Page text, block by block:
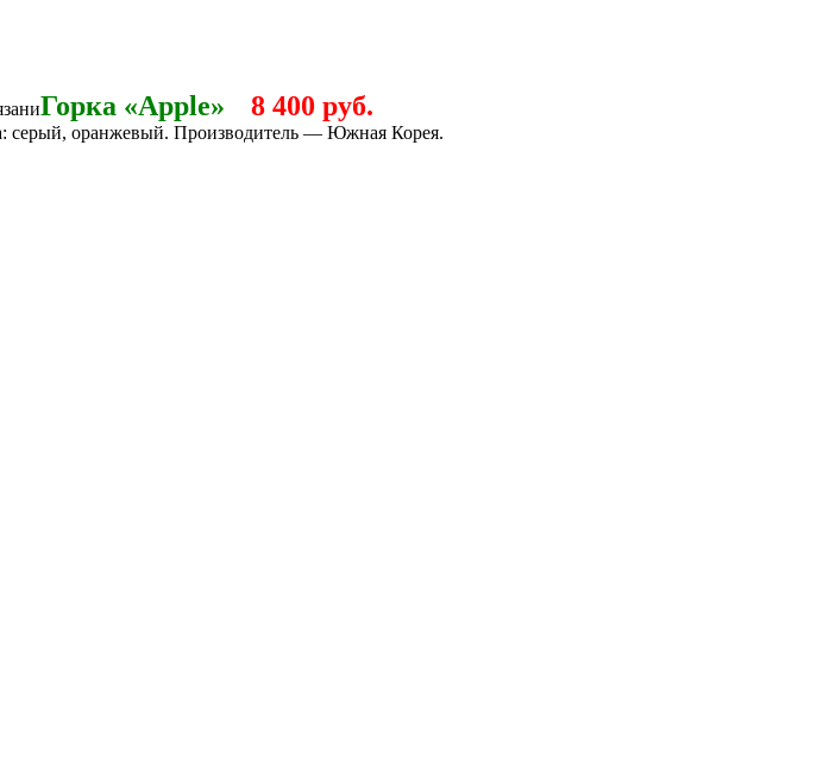
Горка «Apple» 8 400 руб.
серый, оранжевый. Производитель — Южная Корея.